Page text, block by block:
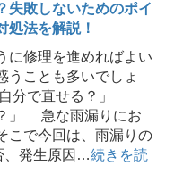
失敗しないためのポイ
処法を解説！
修理を進めればよい
うことも多いでしょ
分で直せる？」
」 急な雨漏りにお
こで今回は、雨漏りの
、発生原因…続きを読